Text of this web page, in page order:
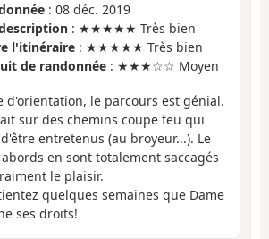
: 08 déc. 2019
: ★★★★★ Très bien
l'itinéraire : ★★★★★ Très bien
de randonnée : ★★★☆☆ Moyen
d'orientation, le parcours est génial.
sur des chemins coupe feu qui
entretenus (au broyeur...). Le
en sont totalement saccagés
le plaisir.
quelques semaines que Dame
ses droits!